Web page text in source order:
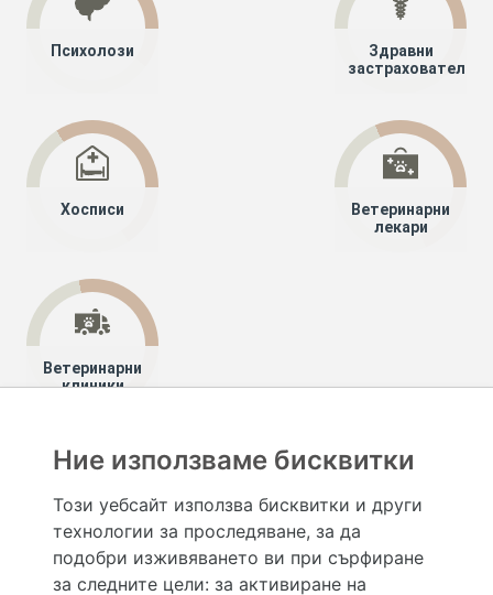
Психолози
Здравни
застрахователи
Хосписи
Ветеринарни
лекари
Ветеринарни
клиники
Специалисти
Hapche.bg НЕ е медицински, зравен или сроден специалист и НЕ дава медицински
консултации и здравни съвети. Hapche.bg НЕ се явява медицинска услуга и НЕ
осигурява диагноза и лечение. Hapche.bg НЕ препоръчва медицински и други здравни и
сродни специалисти и заведения. Hapche.bg НЕ търгува с лекарствени продукти и
Ние използваме бисквитки
Този уебсайт използва бисквитки и други
технологии за проследяване, за да
подобри изживяването ви при сърфиране
за следните цели: за активиране на